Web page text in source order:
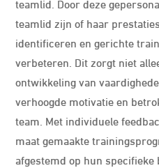
teamlid zijn of haar
identificeren en gerichte
verbeteren. Dit zorgt niet
ontwikkeling van
verhoogde motivatie en
team. Met individuele
maat gemaakte
afgestemd op hun specifieke